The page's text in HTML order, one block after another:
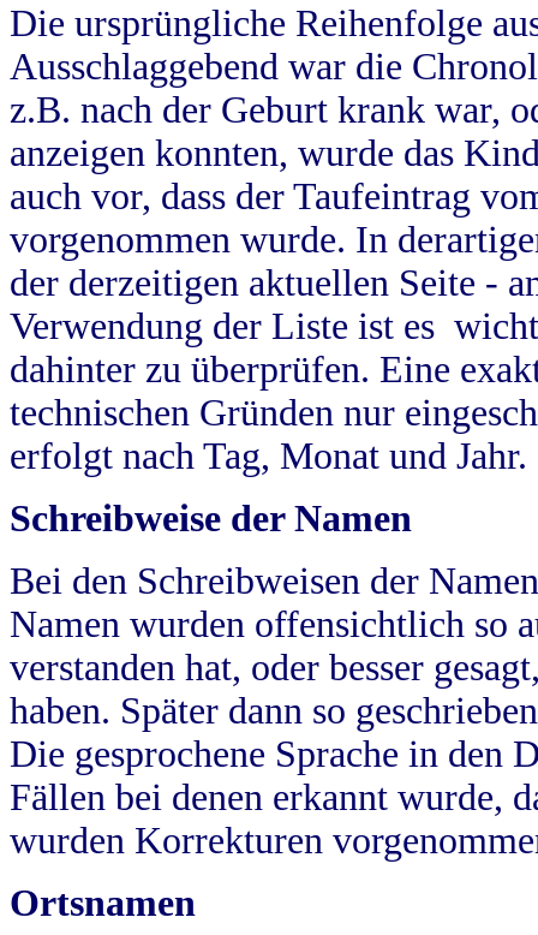
Die ursprüngliche Reihenfolge
Ausschlaggebend war die
z.B. nach der Geburt krank war,
anzeigen konnten, wurde das
auch vor, dass der Taufeintrag
vorgenommen wurde. In
der derzeitigen aktuellen Seite -
Verwendung der Liste ist es
dahinter zu überprüfen. Eine
technischen Gründen nur
erfolgt nach Tag, Monat und Jahr.
Schreibweise der Namen
Bei den Schreibweisen der
Namen wurden offensichtlich so
verstanden hat, oder besser
haben. Später dann so
Die gesprochene Sprache in
Fällen bei denen erkannt wurde,
wurden Korrekturen
Ortsnamen